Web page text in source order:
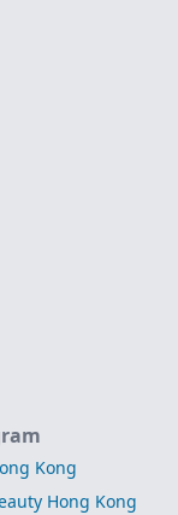
Kong
Hong Kong